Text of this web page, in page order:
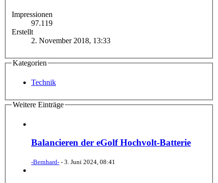
Impressionen
97.119
Erstellt
2. November 2018, 13:33
Kategorien
Technik
Weitere Einträge
Balancieren der eGolf Hochvolt-Batterie
-Bernhard- - 3. Juni 2024, 08:41